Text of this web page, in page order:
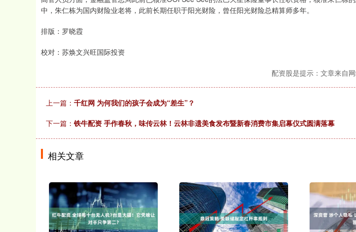
中，朱仁栋为国内财险业老将，此前长期任职于阳光财险，曾任阳光财险总精算师多年。
排版：罗晓霞
校对：苏焕文兴旺国际投资
配资股是提示：文章来自
上一篇： 千红网 为何我们的孩子会成为“差生”？
下一篇： 铁牛配资 手作春秋，味传云林！云林非遗美食发布暨新春消费市集启幕仪式圆满落幕
相关文章